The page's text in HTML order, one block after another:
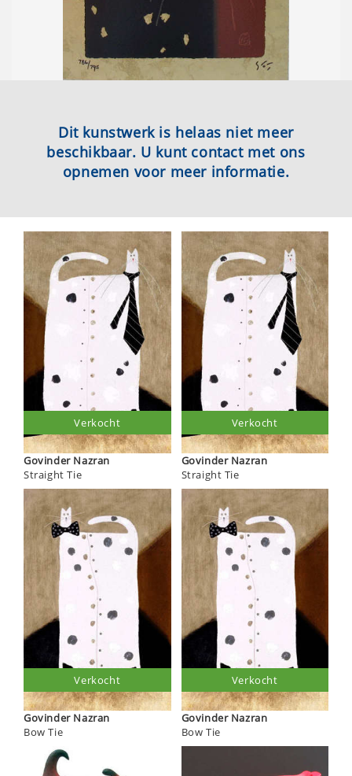
Dit kunstwerk is helaas niet meer
beschikbaar. U kunt contact met ons
opnemen voor meer informatie.
Govinder Nazran
Straight Tie
Verkocht
Govinder Nazran
Bow Tie
Verkocht
Govinder Nazran
Straight Tie
Verkocht
Govinder Nazran
Bow Tie
Verkocht